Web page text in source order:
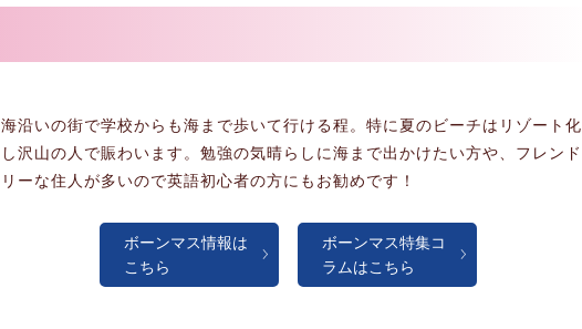
海沿いの街で学校からも海まで歩いて行ける程。特に夏のビーチはリゾート化
し沢山の人で賑わいます。勉強の気晴らしに海まで出かけたい方や、フレンド
リーな住人が多いので英語初心者の方にもお勧めです！
ボーンマス情報は
こちら
ボーンマス特集コ
ラムはこちら